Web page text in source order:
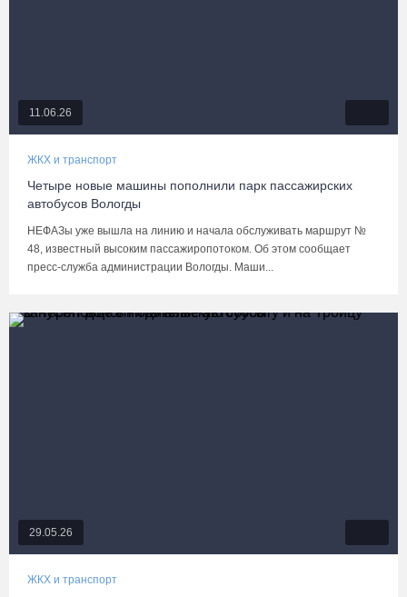
11.06.26
ЖКХ и транспорт
Четыре новые машины пополнили парк пассажирских
автобусов Вологды
НЕФАЗы уже вышла на линию и начала обслуживать маршрут №
48, известный высоким пассажиропотоком. Об этом сообщает
пресс-служба администрации Вологды. Маши...
29.05.26
ЖКХ и транспорт